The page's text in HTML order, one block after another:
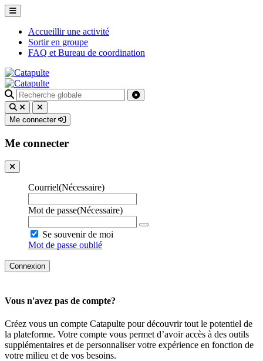
Accueillir une activité
Sortir en groupe
FAQ et Bureau de coordination
Recherche
pour
:
Me connecter
Me connecter
Courriel(Nécessaire)
Mot de passe(Nécessaire)
Se souvenir de moi
Mot de passe oublié
Vous n'avez pas de compte?
Créez vous un compte Catapulte pour découvrir tout le potentiel de
la plateforme. Votre compte vous permet d’avoir accès à des outils
supplémentaires et de personnaliser votre expérience en fonction de
votre milieu et de vos besoins.